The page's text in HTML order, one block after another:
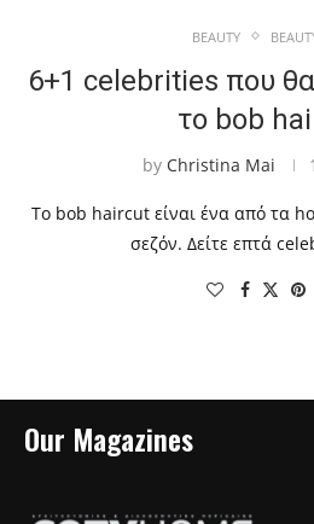
BEAUTY
6+1 celebrities που
το bob
by Christina Mai
Το bob haircut είναι ένα από τα
σεζόν. Δείτε επτά
Our Magazines